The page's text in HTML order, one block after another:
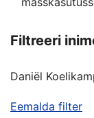
Filtreeri
Daniël
Eemalda filter